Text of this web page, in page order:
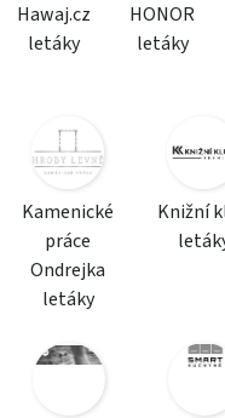
Hawaj.cz
letáky
HONOR
letáky
Kamenické
práce
Ondrejka
letáky
Knižní